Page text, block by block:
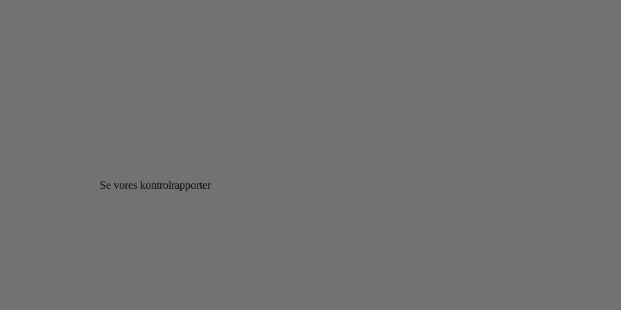
Se vores kontrolrapporter